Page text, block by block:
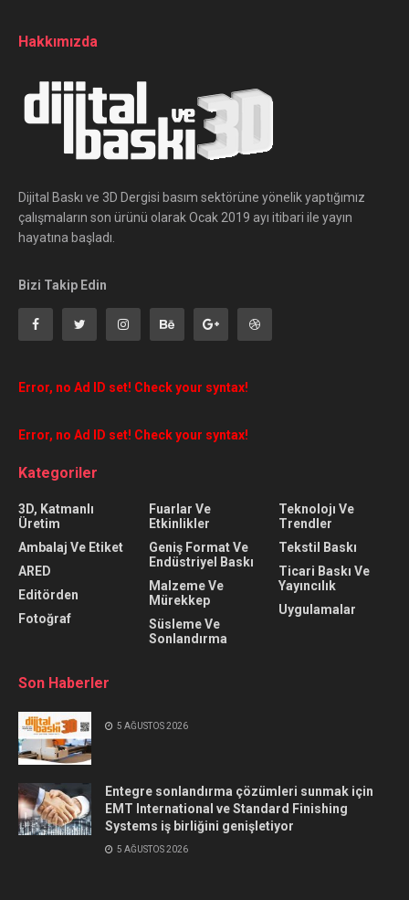
Hakkımızda
Dijital Baskı ve 3D Dergisi basım sektörüne yönelik yaptığımız
çalışmaların son ürünü olarak Ocak 2019 ayı itibari ile yayın
hayatına başladı.
Bizi Takip Edin
Error, no Ad ID set! Check your syntax!
Error, no Ad ID set! Check your syntax!
Kategoriler
3D, Katmanlı
Üretim
Ambalaj Ve Etiket
ARED
Editörden
Fotoğraf
Fuarlar Ve
Etkinlikler
Geniş Format Ve
Endüstriyel Baskı
Malzeme Ve
Mürekkep
Süsleme Ve
Sonlandırma
Teknolojı Ve
Trendler
Tekstil Baskı
Ticari Baskı Ve
Yayıncılık
Uygulamalar
Son Haberler
5 AĞUSTOS 2026
Entegre sonlandırma çözümleri sunmak için
EMT International ve Standard Finishing
Systems iş birliğini genişletiyor
5 AĞUSTOS 2026